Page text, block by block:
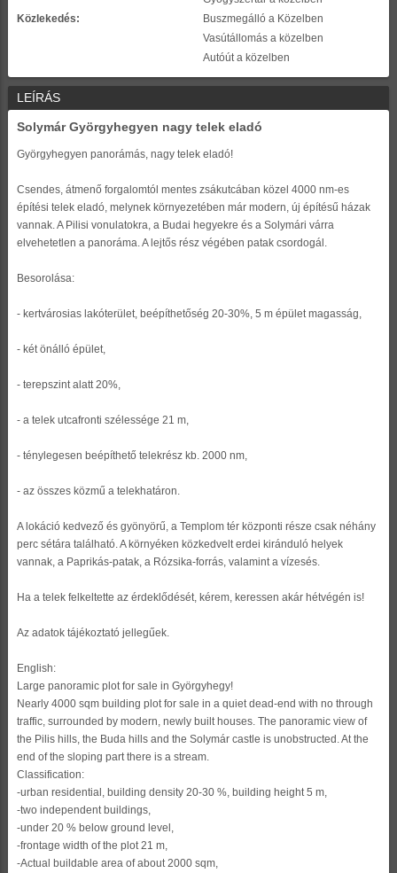
Közlekedés:
Buszmegálló a Közelben
Vasútállomás a közelben
Autóút a közelben
LEÍRÁS
Solymár Györgyhegyen nagy telek eladó
Györgyhegyen panorámás, nagy telek eladó!
Csendes, átmenő forgalomtól mentes zsákutcában közel 4000 nm-es
építési telek eladó, melynek környezetében már modern, új építésű házak
vannak. A Pilisi vonulatokra, a Budai hegyekre és a Solymári várra
elvehetetlen a panoráma. A lejtős rész végében patak csordogál.
Besorolása:
- kertvárosias lakóterület, beépíthetőség 20-30%, 5 m épület magasság,
- két önálló épület,
- terepszint alatt 20%,
- a telek utcafronti szélessége 21 m,
- ténylegesen beépíthető telekrész kb. 2000 nm,
- az összes közmű a telekhatáron.
A lokáció kedvező és gyönyörű, a Templom tér központi része csak néhány
perc sétára található. A környéken közkedvelt erdei kiránduló helyek
vannak, a Paprikás-patak, a Rózsika-forrás, valamint a vízesés.
Ha a telek felkeltette az érdeklődését, kérem, keressen akár hétvégén is!
Az adatok tájékoztató jellegűek.
English:
Large panoramic plot for sale in Györgyhegy!
Nearly 4000 sqm building plot for sale in a quiet dead-end with no through
traffic, surrounded by modern, newly built houses. The panoramic view of
the Pilis hills, the Buda hills and the Solymár castle is unobstructed. At the
end of the sloping part there is a stream.
Classification:
-urban residential, building density 20-30 %, building height 5 m,
-two independent buildings,
-under 20 % below ground level,
-frontage width of the plot 21 m,
-Actual buildable area of about 2000 sqm,